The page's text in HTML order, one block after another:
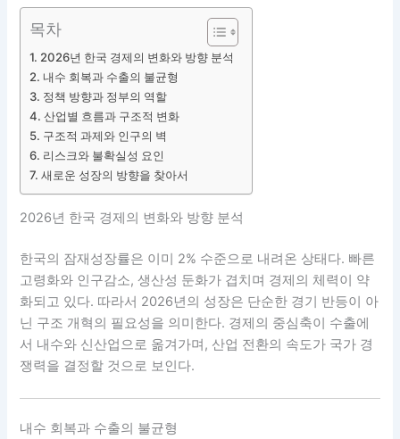
목차
2026년 한국 경제의 변화와 방향 분석
내수 회복과 수출의 불균형
정책 방향과 정부의 역할
산업별 흐름과 구조적 변화
구조적 과제와 인구의 벽
리스크와 불확실성 요인
새로운 성장의 방향을 찾아서
2026년 한국 경제의 변화와 방향 분석
한국의 잠재성장률은 이미 2% 수준으로 내려온 상태다. 빠른
고령화와 인구감소, 생산성 둔화가 겹치며 경제의 체력이 약
화되고 있다. 따라서 2026년의 성장은 단순한 경기 반등이 아
닌 구조 개혁의 필요성을 의미한다. 경제의 중심축이 수출에
서 내수와 신산업으로 옮겨가며, 산업 전환의 속도가 국가 경
쟁력을 결정할 것으로 보인다.
내수 회복과 수출의 불균형